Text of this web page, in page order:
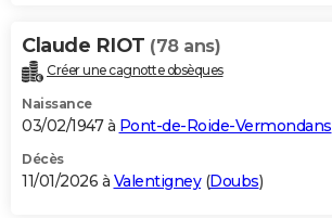
Claude RIOT (78 ans)
Créer une cagnotte obsèques
Naissance
03/02/1947 à Pont-de-Roide-Vermondans
Décès
11/01/2026 à Valentigney(Doubs)